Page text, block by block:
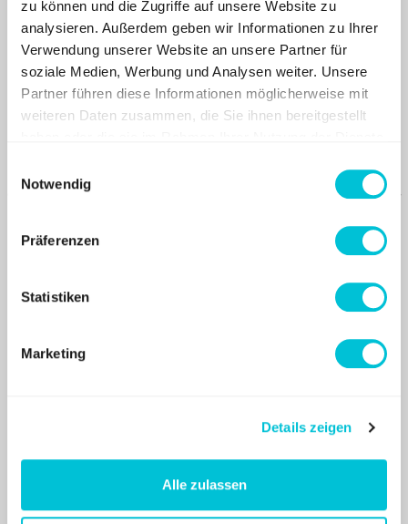
zu können und die Zugriffe auf unsere Website zu
analysieren. Außerdem geben wir Informationen zu Ihrer
Verwendung unserer Website an unsere Partner für
soziale Medien, Werbung und Analysen weiter. Unsere
Partner führen diese Informationen möglicherweise mit
weiteren Daten zusammen, die Sie ihnen bereitgestellt
Notwendig
Präferenzen
Statistiken
Marketing
Details zeigen
Alle zulassen
Ganz egal wie komplex die
Aufgabe auch sein mag: Seit
Jahren schätze ich die hohe
Professionalität, die
Zuverlässigkeit, die
Geschwindigkeit und die
freundliche und engagierte
Marketing – Industrie, Geislingen/Steige
Weitere Referenzen ansehen